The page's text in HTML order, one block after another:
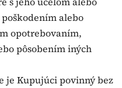
alebo
opotrebovaním,
pôsobením iných
je Kupujúci povinný bez